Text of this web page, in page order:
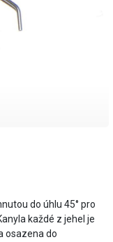
do úhlu 45° pro
každé z jehel je
osazena do